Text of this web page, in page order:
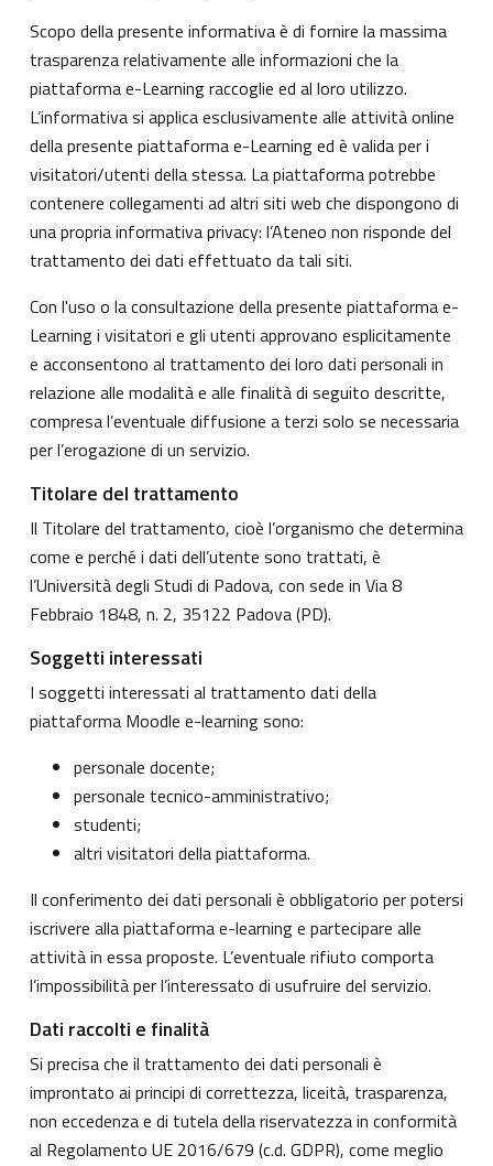
Scopo della presente informativa è di fornire la massima
trasparenza relativamente alle informazioni che la
piattaforma e-Learning raccoglie ed al loro utilizzo.
L’informativa si applica esclusivamente alle attività online
della presente piattaforma e-Learning ed è valida per i
visitatori/utenti della stessa. La piattaforma potrebbe
contenere collegamenti ad altri siti web che dispongono di
una propria informativa privacy: l’Ateneo non risponde del
trattamento dei dati effettuato da tali siti.
Con l'uso o la consultazione della presente piattaforma e-
Learning i visitatori e gli utenti approvano esplicitamente
e acconsentono al trattamento dei loro dati personali in
relazione alle modalità e alle finalità di seguito descritte,
compresa l’eventuale diffusione a terzi solo se necessaria
per l’erogazione di un servizio.
Titolare del trattamento
Il Titolare del trattamento, cioè l’organismo che determina
come e perché i dati dell’utente sono trattati, è
l’Università degli Studi di Padova, con sede in Via 8
Febbraio 1848, n. 2, 35122 Padova (PD).
Soggetti interessati
I soggetti interessati al trattamento dati della
piattaforma Moodle e-learning sono:
personale docente;
personale tecnico-amministrativo;
studenti;
altri visitatori della piattaforma.
Il conferimento dei dati personali è obbligatorio per potersi
iscrivere alla piattaforma e-learning e partecipare alle
attività in essa proposte. L’eventuale rifiuto comporta
l’impossibilità per l’interessato di usufruire del servizio.
Dati raccolti e finalità
Si precisa che il trattamento dei dati personali è
improntato ai principi di correttezza, liceità, trasparenza,
non eccedenza e di tutela della riservatezza in conformità
al Regolamento UE 2016/679 (c.d. GDPR), come meglio